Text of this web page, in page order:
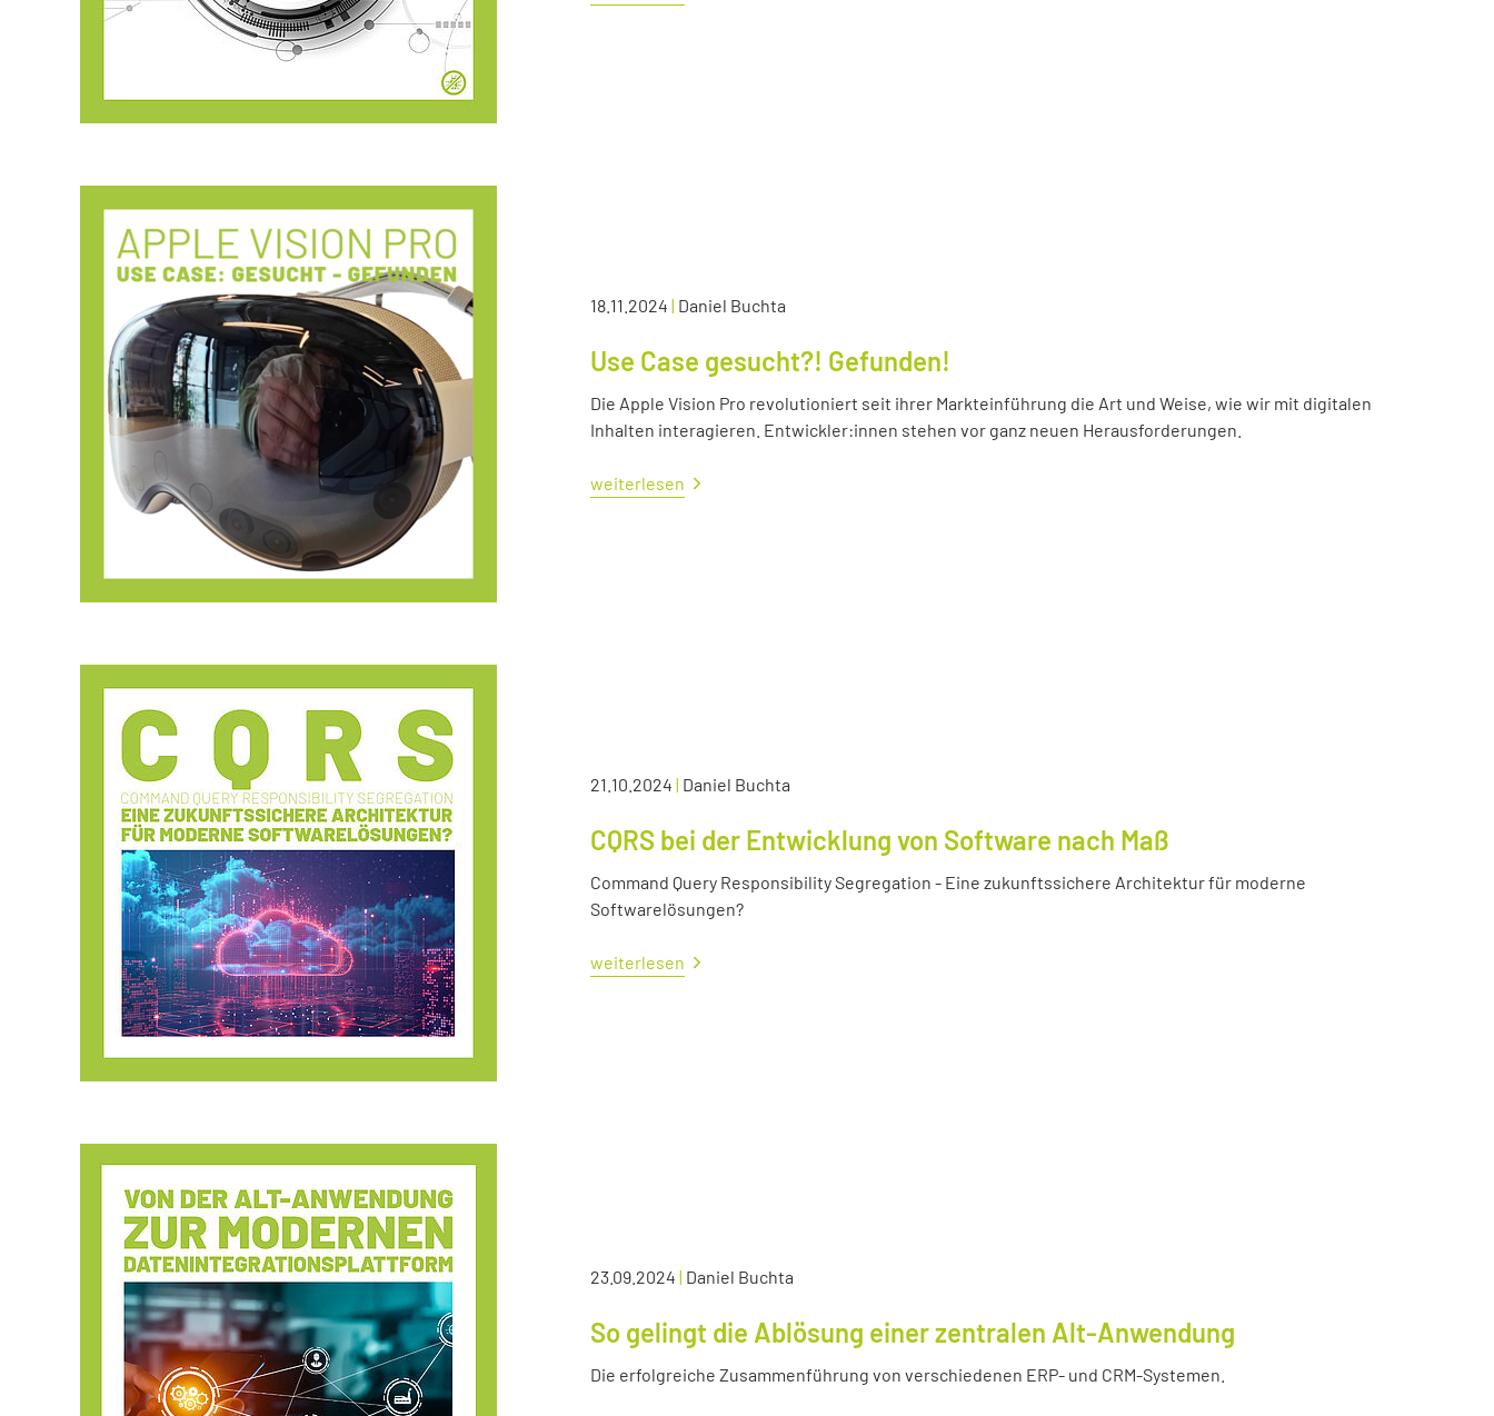
18.11.2024 | Daniel Buchta
Use Case gesucht?! Gefunden!
Die Apple Vision Pro revolutioniert seit ihrer Markteinführung die Art und Weise, wie wir mit digitalen
Inhalten interagieren. Entwickler:innen stehen vor ganz neuen Herausforderungen.
weiterlesen
21.10.2024 | Daniel Buchta
CQRS bei der Entwicklung von Software nach Maß
Command Query Responsibility Segregation - Eine zukunftssichere Architektur für moderne
Softwarelösungen?
weiterlesen
23.09.2024 | Daniel Buchta
So gelingt die Ablösung einer zentralen Alt-Anwendung
Die erfolgreiche Zusammenführung von verschiedenen ERP- und CRM-Systemen.